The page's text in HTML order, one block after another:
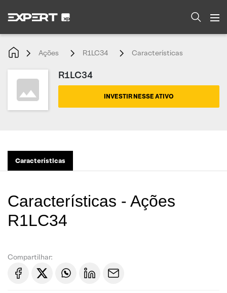
Ações R1LC34 Características
R1LC34
INVESTIR NESSE ATIVO
Características
Características - Ações
R1LC34
Compartilhar: